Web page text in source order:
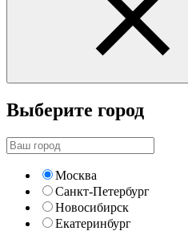
Выберите город
Москва
Санкт-Петербург
Новосибирск
Екатеринбург